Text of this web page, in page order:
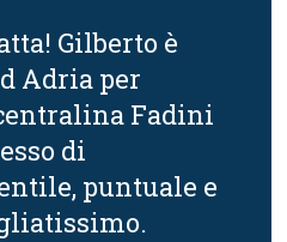
Gilberto è
Adria per
Fadini
di
puntuale e